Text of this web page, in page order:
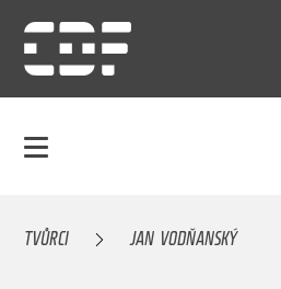
TVŮRCI JAN VODŇANSKÝ